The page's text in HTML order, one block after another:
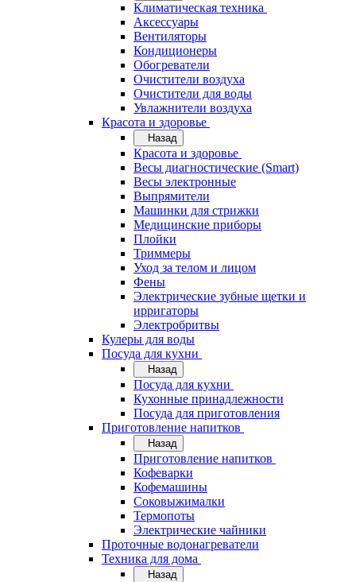
Климатическая техника
Аксессуары
Вентиляторы
Кондиционеры
Обогреватели
Очистители воздуха
Очистители для воды
Увлажнители воздуха
Красота и здоровье
Назад
Красота и здоровье
Весы диагностические (Smart)
Весы электронные
Выпрямители
Машинки для стрижки
Медицинские приборы
Плойки
Триммеры
Уход за телом и лицом
Фены
Электрические зубные щетки и
ирригаторы
Электробритвы
Кулеры для воды
Посуда для кухни
Назад
Посуда для кухни
Кухонные принадлежности
Посуда для приготовления
Приготовление напитков
Назад
Приготовление напитков
Кофеварки
Кофемашины
Соковыжималки
Термопоты
Электрические чайники
Проточные водонагреватели
Техника для дома
Назад